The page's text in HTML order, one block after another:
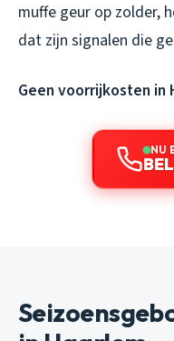
muffe geur op zolder,
dat zijn signalen die
Geen voorrijkosten in
NU